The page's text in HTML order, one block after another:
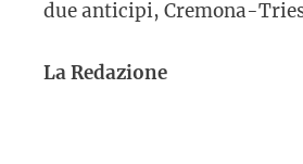
due anticipi, Cremona-
La Redazione